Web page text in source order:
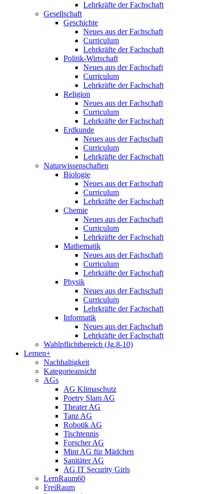
Lehrkräfte der Fachschaft
Gesellschaft
Geschichte
Neues aus der Fachschaft
Curriculum
Lehrkräfte der Fachschaft
Politik-Wirtschaft
Neues aus der Fachschaft
Curriculum
Lehrkräfte der Fachschaft
Religion
Neues aus der Fachschaft
Curriculum
Lehrkräfte der Fachschaft
Erdkunde
Neues aus der Fachschaft
Curriculum
Lehrkräfte der Fachschaft
Naturwissenschaften
Biologie
Neues aus der Fachschaft
Curriculum
Lehrkräfte der Fachschaft
Chemie
Neues aus der Fachschaft
Curriculum
Lehrkräfte der Fachschaft
Mathematik
Neues aus der Fachschaft
Curriculum
Lehrkräfte der Fachschaft
Physik
Neues aus der Fachschaft
Curriculum
Lehrkräfte der Fachschaft
Informatik
Neues aus der Fachschaft
Lehrkräfte der Fachschaft
Wahlpflichtbereich (Jg.8-10)
Lernen+
Nachhaltigkeit
Kategorieansicht
AGs
AG Klimaschutz
Poetry Slam AG
Theater AG
Tanz AG
Robotik AG
Tischtennis
Forscher AG
Mint AG für Mädchen
Sanitäter AG
AG IT Security Girls
LernRaum60
FreiRaum